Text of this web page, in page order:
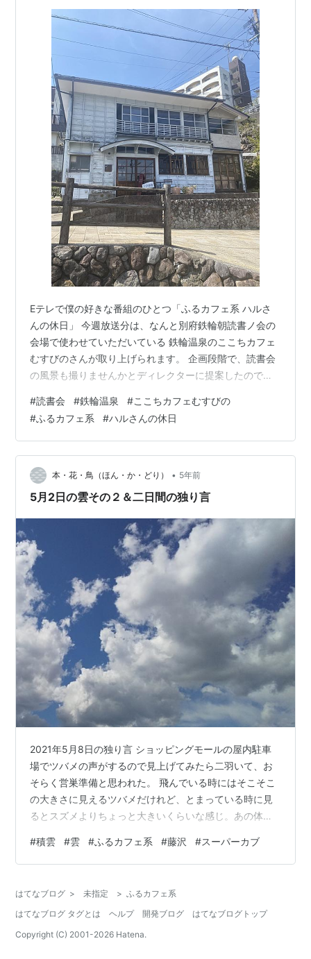
Eテレで僕の好きな番組のひとつ「ふるカフェ系 ハルさ
んの休日」 今週放送分は、なんと別府鉄輪朝読書ノ会の
会場で使わせていただいている 鉄輪温泉のここちカフェ
むすびのさんが取り上げられます。 企画段階で、読書会
の風景も撮りませんかとディレクターに提案したのです
されていなければ、僕も住民としてちらっと出演してい
ます。 放送予定日は以下のとおりです。 お時間ある方
は、ぜひご覧ください。 放送日：Ｅテレ 4月 7日（木）
午後10時30分〜午後10時55分 4月10日（日）午後6時
30分〜午後6時55分 4月12日（火）午後1時30分〜午後2
時
#読書会 #鉄輪温泉 #ここちカフェむすびの
#ふるカフェ系 #ハルさんの休日
本・花・鳥（ほん・か・どり） • 5年前
5月2日の雲その２＆二日間の独り言
2021年5月8日の独り言 ショッピングモールの屋内駐車
場でツバメの声がするので見上げてみたら二羽いて、お
そらく営巣準備と思われた。 飛んでいる時にはそこそこ
の大きさに見えるツバメだけれど、とまっている時に見
るとスズメよりちょっと大きいくらいな感じ。あの体で
ならないという件だけでも冗談じゃないの感。【引用】
米紙「日本政府は損切りし、IOCには『略奪するつもりな
https://courrier.jp/news/archives/244435/ キジのほろ
打ち目撃。 運転中、ちらっと見えた灰色…
#積雲 #雲 #ふるカフェ系 #藤沢 #スーパーカブ
はてなブログ > 未指定 > ふるカフェ系
はてなブログ タグとは
ヘルプ 開発ブログ
はてなブログトップ
Copyright (C) 2001-2026 Hatena.